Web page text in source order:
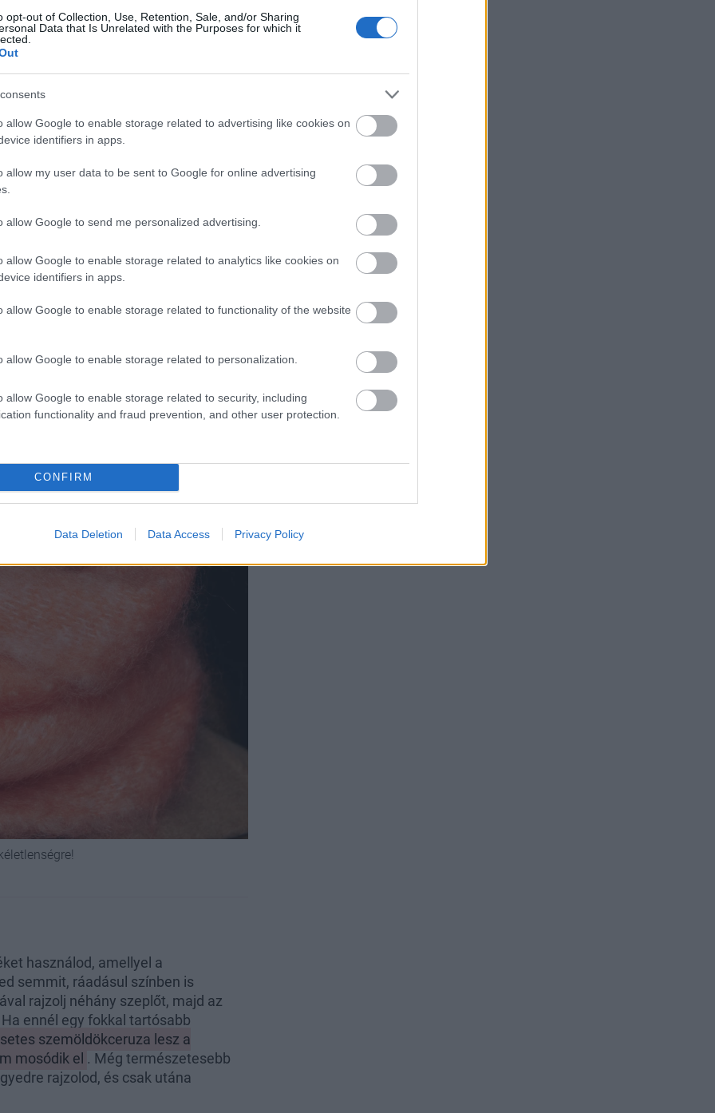
opt-out of Collection, Use, Retention, Sale, and/or Sharing
Data that Is Unrelated with the Purposes for which it
allow Google to enable storage related to advertising like cookies on
identifiers in apps.
allow my user data to be sent to Google for online advertising
allow Google to send me personalized advertising.
allow Google to enable storage related to analytics like cookies on
identifiers in apps.
allow Google to enable storage related to functionality of the website
allow Google to enable storage related to personalization.
allow Google to enable storage related to security, including
functionality and fraud prevention, and other user protection.
CONFIRM
Data Deletion Data Access Privacy Policy
használod, amellyel a
semmit, ráadásul színben is
rajzolj néhány szeplőt, majd az
ennél egy fokkal tartósabb
szemöldökceruza lesz a
mosódik el . Még természetesebb
rajzolod, és csak utána